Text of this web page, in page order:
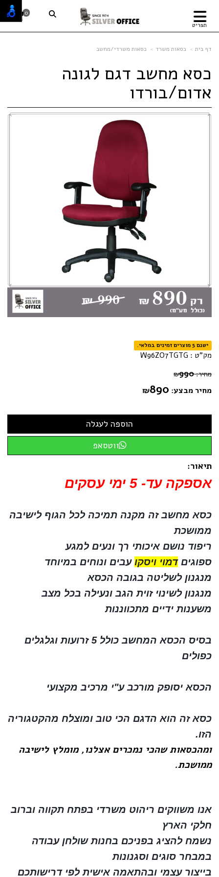
תפריט
0
דף בית כסאות משרד כסאות משרדי/מחשב
כסא מחשב דגם לגונה
אדום/בורדו
ישנם 5 מוצרים זמינים במלאי.
מק"ט : W96ZO7TGTG
מחיר: ₪990
מחיר מבצע: ₪890
ווטסאפ
תיאור:
אספקה עד- 5 ימי עסקים
כסא מחשב זה מקנה תמיכה לכל הגוף לישיבה
ממושכת
ריפוד נושם איכותי רך ונעים למגע
ספוגיםדמוי ויסקו עבים ונוחים במיוחד
מנגנון לשליטה בגובה הכסא
מנגנון לשינוי זוית הגב ונעילה בכל מצב
משענות ידיים מתכווננות
כפולים
הכסא יסופק מורכב ע"י מרכיב מקצועי
הזו.
ומהכסאות שהכי נמכרים אצלנו, מומלץ לישיבה
ממושכת.
אנו משווקים ריהוט משרדי בפתח תקווה וברוב
חלקי הארץ
נשמח להציג בפניכם בחנות שולחן עבודה
במבחר סוגים וסגנונות
בייצור עצמי ובהתאמה אישית לפי דרישותכם